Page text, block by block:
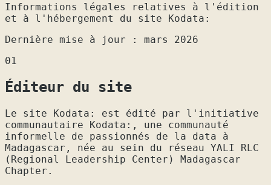
Informations légales relatives à l'édition
et à l'hébergement du site Kodata:
Dernière mise à jour : mars 2026
01
Éditeur du site
Le site Kodata: est édité par l'initiative
communautaire Kodata:, une communauté
informelle de passionnés de la data à
Madagascar, née au sein du réseau YALI RLC
(Regional Leadership Center) Madagascar
Chapter.